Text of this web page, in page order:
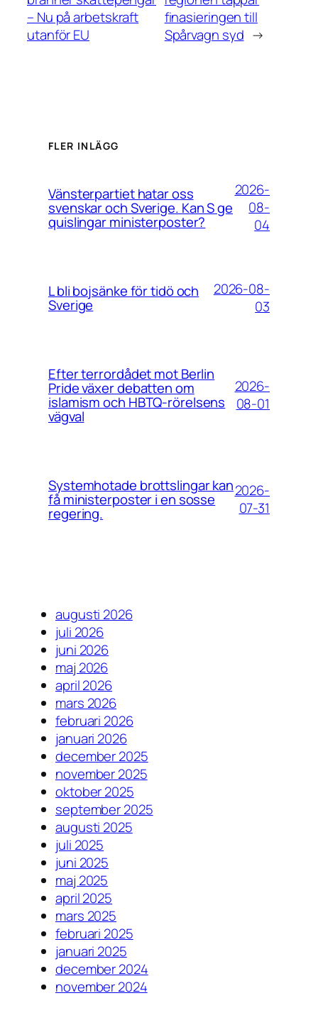
– Nu på arbetskraft
utanför EU
finasieringen till
Spårvagn syd →
FLER INLÄGG
Vänsterpartiet hatar oss
svenskar och Sverige. Kan S ge
quislingar ministerposter?
2026-
08-
04
L bli bojsänke för tidö och
Sverige
2026-08-
03
Efter terrordådet mot Berlin
Pride växer debatten om
islamism och HBTQ-rörelsens
vägval
2026-
08-01
Systemhotade brottslingar kan
få ministerposter i en sosse
regering.
2026-
07-31
augusti 2026
juli 2026
juni 2026
maj 2026
april 2026
mars 2026
februari 2026
januari 2026
december 2025
november 2025
oktober 2025
september 2025
augusti 2025
juli 2025
juni 2025
maj 2025
april 2025
mars 2025
februari 2025
januari 2025
december 2024
november 2024